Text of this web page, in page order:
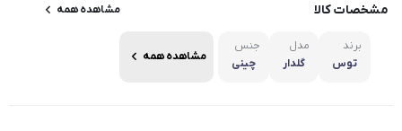
مشخصات کالا مشاهده همه
برند
توس
مدل
گلدار
جنس
چینی
مشاهده همه